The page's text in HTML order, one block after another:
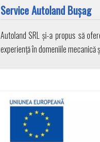
Service Autoland Bușag
Autoland SRL și-a propus să
experiență în domeniile